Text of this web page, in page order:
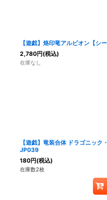
【遊戯】烙印竜アルビオン【
2,780円(税込)
在庫なし
【遊戯】竜装合体 ドラゴニッ
JP039
180円(税込)
在庫数2枚